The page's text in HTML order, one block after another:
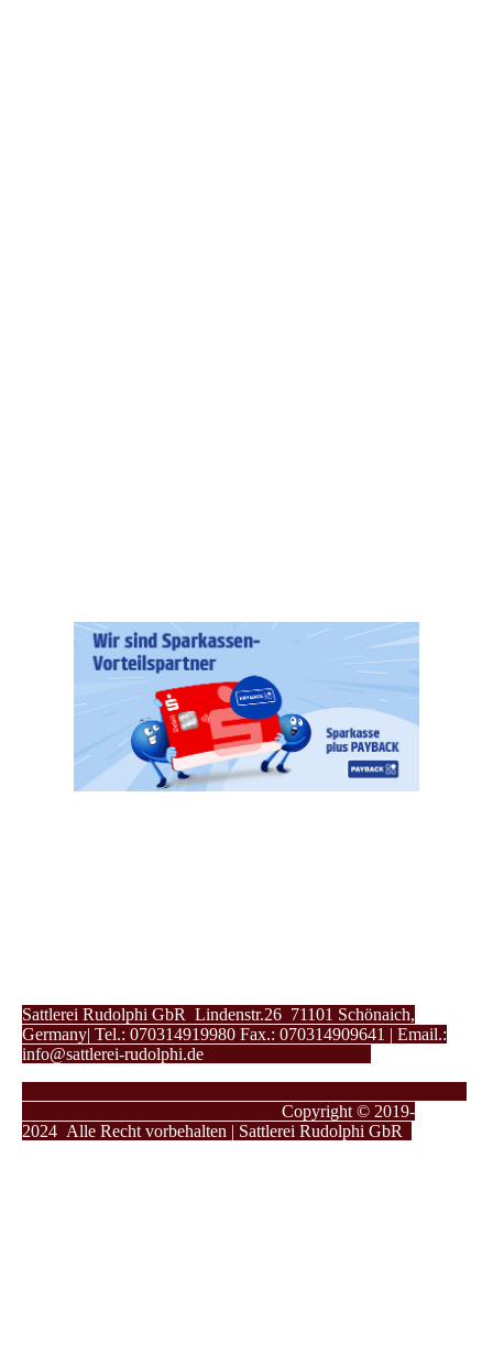
Sattlerei Rudolphi GbR Lindenstr.26 71101 Schönaich,
Germany| Tel.: 070314919980 Fax.: 070314909641 | Email.:
info@sattlerei-rudolphi.de
Copyright © 2019-
2024 Alle Recht vorbehalten | Sattlerei Rudolphi GbR